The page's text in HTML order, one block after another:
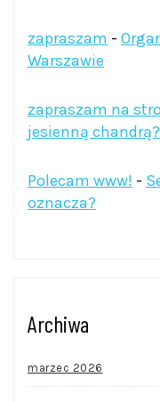
zapraszam -
Warszawie
zapraszam na
jesienną chandrą?
Polecam www! -
oznacza?
Archiwa
marzec 2026